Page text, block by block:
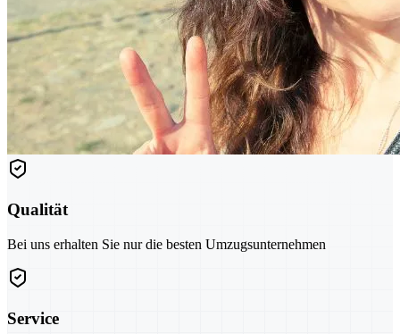
Qualität
Bei uns erhalten Sie nur die besten Umzugsunternehmen
Service